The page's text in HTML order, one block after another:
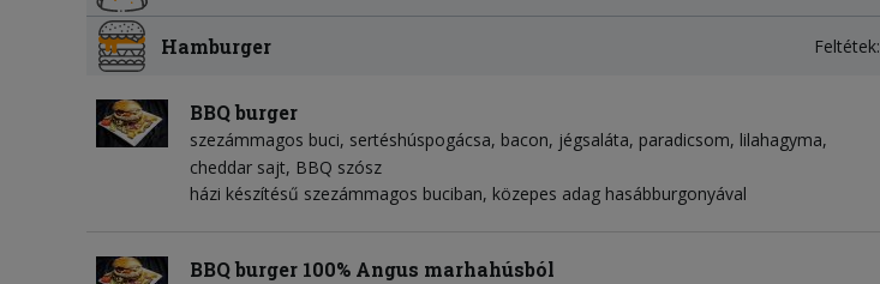
Hamburger Feltétek:
BBQ burger
szezámmagos buci sertéshúspogácsa bacon jégsaláta paradicsom lilahagyma
cheddar sajt BBQ szósz
házi készítésű szezámmagos buciban, közepes adag hasábburgonyával
BBQ burger 100% Angus marhahúsból